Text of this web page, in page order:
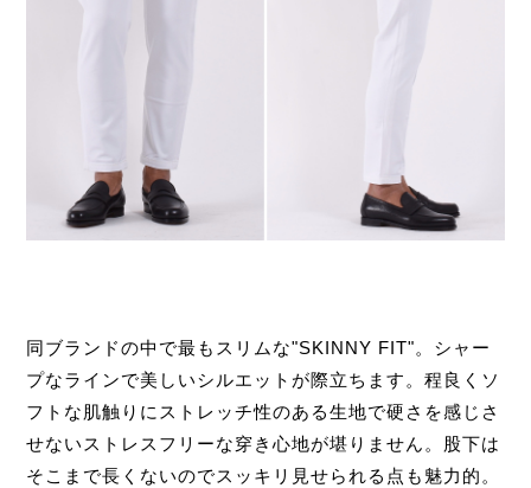
同ブランドの中で最もスリムな"SKINNY FIT"。シャー
プなラインで美しいシルエットが際立ちます。程良くソ
フトな肌触りにストレッチ性のある生地で硬さを感じさ
せないストレスフリーな穿き心地が堪りません。股下は
そこまで長くないのでスッキリ見せられる点も魅力的。